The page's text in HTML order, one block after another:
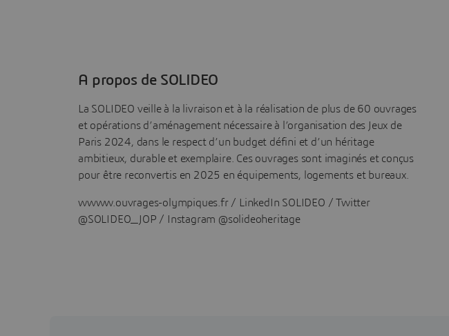
A propos de SOLIDEO
La SOLIDEO veille à la livraison et à la réalisation de plus de 60 ouvrages
et opérations d’aménagement nécessaire à l’organisation des Jeux de
Paris 2024, dans le respect d’un budget défini et d’un héritage
ambitieux, durable et exemplaire. Ces ouvrages sont imaginés et conçus
pour être reconvertis en 2025 en équipements, logements et bureaux.
wwww.ouvrages-olympiques.fr / LinkedIn SOLIDEO / Twitter
@SOLIDEO_JOP / Instagram @solideoheritage